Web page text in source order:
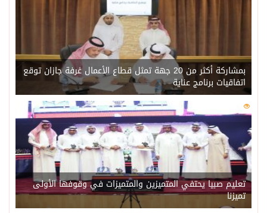
بمشاركة أكثر من 20 جهة تمثل قطاع الأعمال غرفة جازان توقع
اتفاقيات برنامج عناية
218
تعليم صبيا يحتفي المتميزين والمتميزات في وقوفها الأولى
تميزنا